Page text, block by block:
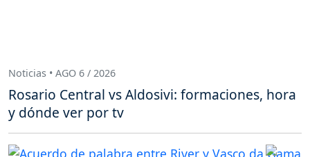
Noticias • AGO 6 / 2026
Rosario Central vs Aldosivi: formaciones, hora
y dónde ver por tv